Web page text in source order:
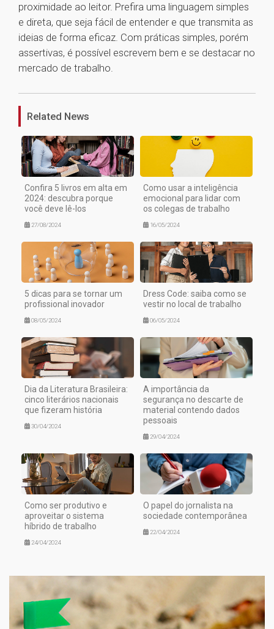
proximidade ao leitor. Prefira uma linguagem simples
e direta, que seja fácil de entender e que transmita as
ideias de forma eficaz. Com práticas simples, porém
assertivas, é possível escrevem bem e se destacar no
mercado de trabalho.
Related News
Confira 5 livros em alta em
2024: descubra porque
você deve lê-los
27/08/2024
Como usar a inteligência
emocional para lidar com
os colegas de trabalho
16/05/2024
5 dicas para se tornar um
profissional inovador
08/05/2024
Dress Code: saiba como se
vestir no local de trabalho
06/05/2024
Dia da Literatura Brasileira:
cinco literários nacionais
que fizeram história
30/04/2024
A importância da
segurança no descarte de
material contendo dados
pessoais
29/04/2024
Como ser produtivo e
aproveitar o sistema
híbrido de trabalho
24/04/2024
O papel do jornalista na
sociedade contemporânea
22/04/2024